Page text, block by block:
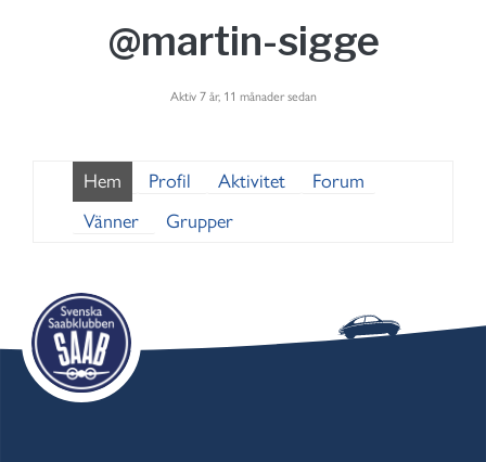
@martin-sigge
Aktiv 7 år, 11 månader sedan
Hem Profil Aktivitet
Forum
Vänner
Grupper